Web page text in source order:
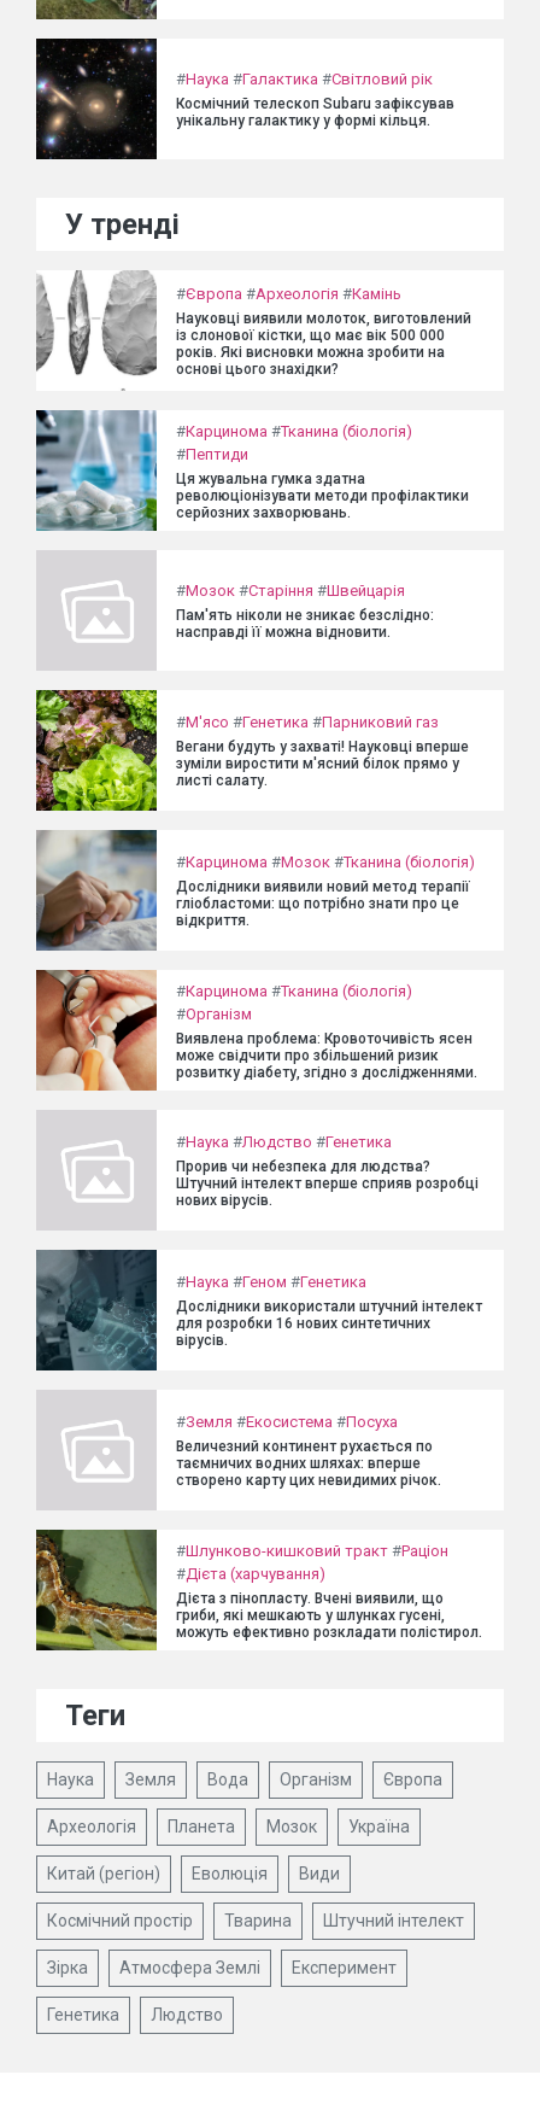
#Наука #Галактика #Світловий рік
Космічний телескоп Subaru зафіксував
унікальну галактику у формі кільця.
У тренді
#Європа #Археологія #Камінь
Науковці виявили молоток, виготовлений
із слонової кістки, що має вік 500 000
років. Які висновки можна зробити на
основі цього знахідки?
#Карцинома #Тканина (біологія)
#Пептиди
Ця жувальна гумка здатна
революціонізувати методи профілактики
серйозних захворювань.
#Мозок #Старіння #Швейцарія
Пам'ять ніколи не зникає безслідно:
насправді її можна відновити.
#М'ясо #Генетика #Парниковий газ
Вегани будуть у захваті! Науковці вперше
зуміли виростити м'ясний білок прямо у
листі салату.
#Карцинома #Мозок #Тканина (біологія)
Дослідники виявили новий метод терапії
гліобластоми: що потрібно знати про це
відкриття.
#Карцинома #Тканина (біологія)
#Організм
Виявлена проблема: Кровоточивість ясен
може свідчити про збільшений ризик
розвитку діабету, згідно з дослідженнями.
#Наука #Людство #Генетика
Прорив чи небезпека для людства?
Штучний інтелект вперше сприяв розробці
нових вірусів.
#Наука #Геном #Генетика
Дослідники використали штучний інтелект
для розробки 16 нових синтетичних
вірусів.
#Земля #Екосистема #Посуха
Величезний континент рухається по
таємничих водних шляхах: вперше
створено карту цих невидимих річок.
#Шлунково-кишковий тракт #Раціон
#Дієта (харчування)
Дієта з пінопласту. Вчені виявили, що
гриби, які мешкають у шлунках гусені,
можуть ефективно розкладати полістирол.
Теги
Наука Земля Вода Організм Європа
Археологія Планета Мозок Україна
Китай (регіон) Еволюція Види
Космічний простір Тварина Штучний інтелект
Зірка Атмосфера Землі Експеримент
Генетика Людство